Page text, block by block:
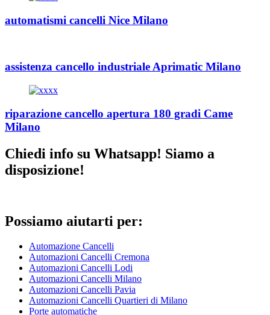
automatismi cancelli Nice Milano
assistenza cancello industriale Aprimatic Milano
riparazione cancello apertura 180 gradi Came
Milano
Chiedi info su Whatsapp! Siamo a
disposizione!
Possiamo aiutarti per:
Automazione Cancelli
Automazioni Cancelli Cremona
Automazioni Cancelli Lodi
Automazioni Cancelli Milano
Automazioni Cancelli Pavia
Automazioni Cancelli Quartieri di Milano
Porte automatiche